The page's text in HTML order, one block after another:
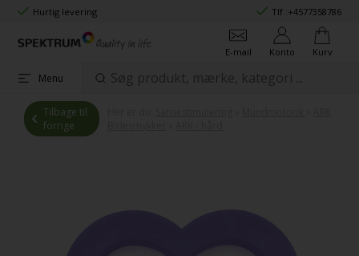
Hurtig levering Tlf.:+4577358786
E-mail Konto Kurv
Menu
Tilbage til
forrige